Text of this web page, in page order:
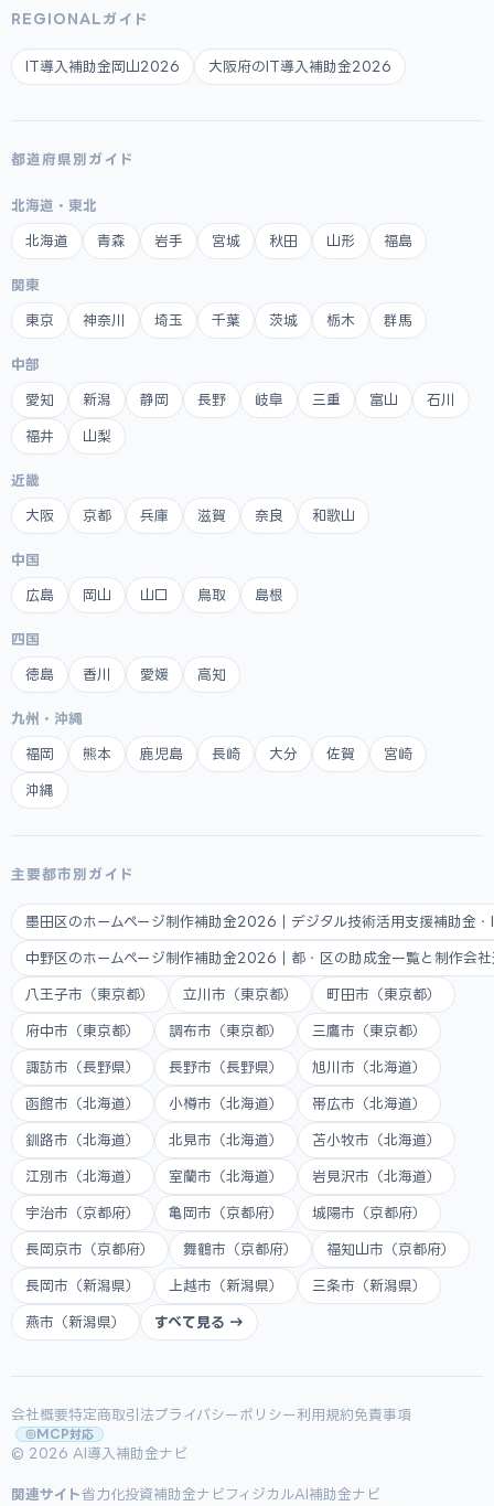
REGIONALガイド
IT導入補助金岡山2026 大阪府のIT導入補助金2026
都道府県別ガイド
北海道・東北
北海道 青森 岩手 宮城 秋田 山形 福島
関東
東京 神奈川 埼玉 千葉 茨城 栃木 群馬
中部
愛知 新潟 静岡 長野 岐阜 三重 富山 石川
福井 山梨
近畿
大阪 京都 兵庫 滋賀 奈良 和歌山
中国
広島 岡山 山口 鳥取 島根
四国
徳島 香川 愛媛 高知
九州・沖縄
福岡 熊本 鹿児島 長崎 大分 佐賀 宮崎
沖縄
主要都市別ガイド
墨田区のホームページ制作補助金2026｜デジタル技術活用支援補助金
中野区のホームページ制作補助金2026｜都・区の助成金一覧と制作会
八王子市（東京都） 立川市（東京都） 町田市（東京都）
府中市（東京都） 調布市（東京都） 三鷹市（東京都）
諏訪市（長野県） 長野市（長野県） 旭川市（北海道）
函館市（北海道） 小樽市（北海道） 帯広市（北海道）
釧路市（北海道） 北見市（北海道） 苫小牧市（北海道）
江別市（北海道） 室蘭市（北海道） 岩見沢市（北海道）
宇治市（京都府） 亀岡市（京都府） 城陽市（京都府）
長岡京市（京都府） 舞鶴市（京都府） 福知山市（京都府）
長岡市（新潟県） 上越市（新潟県） 三条市（新潟県）
燕市（新潟県） すべて見る →
会社概要特定商取引法プライバシーポリシー 利用規約免責事項
MCP対応
© 2026 AI導入補助金ナビ
関連サイト省力化投資補助金ナビ フィジカルAI補助金ナビ